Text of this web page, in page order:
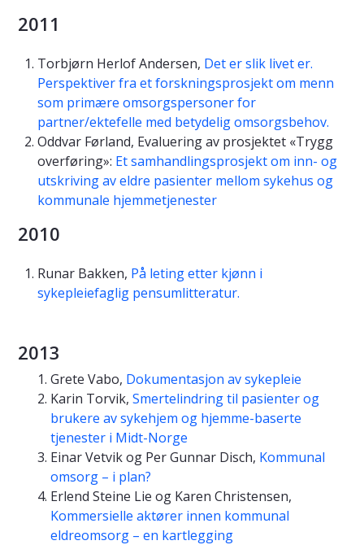
2011
Torbjørn Herlof Andersen, Det er slik livet er.
Perspektiver fra et forskningsprosjekt om menn
som primære omsorgspersoner for
partner/ektefelle med betydelig omsorgsbehov.
Oddvar Førland, Evaluering av prosjektet «Trygg
overføring»: Et samhandlingsprosjekt om inn- og
utskriving av eldre pasienter mellom sykehus og
kommunale hjemmetjenester
2010
Runar Bakken, På leting etter kjønn i
sykepleiefaglig pensumlitteratur.
2013
Grete Vabo, Dokumentasjon av sykepleie
Karin Torvik, Smertelindring til pasienter og
brukere av sykehjem og hjemme-baserte
tjenester i Midt-Norge
Einar Vetvik og Per Gunnar Disch, Kommunal
omsorg – i plan?
Erlend Steine Lie og Karen Christensen,
Kommersielle aktører innen kommunal
eldreomsorg – en kartlegging